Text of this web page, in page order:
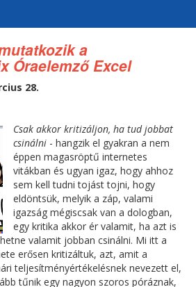
a
Óraelemző Excel
28.
Csak akkor kritizáljon, ha tud jobbat
csinálni - hangzik el gyakran a nem
éppen magasröptű internetes
vitákban és ugyan igaz, hogy ahhoz
sem kell tudni tojást tojni, hogy
eldöntsük, melyik a záp, valami
igazság mégiscsak van a dologban,
egy kritika akkor ér valamit, ha azt is
valamit jobban csinálni. Mi itt a
erősen kritizáltuk, azt, amit a
teljesítményértékelésnek nevezett el,
tűnik egy nagyon szoros póráznak,